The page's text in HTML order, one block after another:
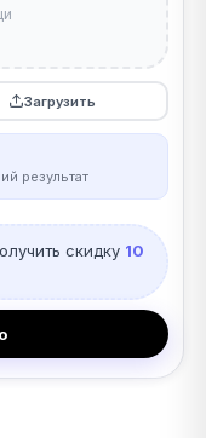
Загрузить
результат
скидку 10